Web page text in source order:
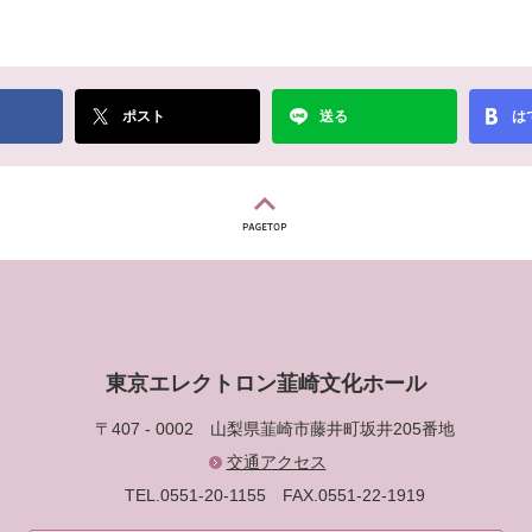
ポスト 送る は
東京エレクトロン韮崎文化ホール
〒407 - 0002 山梨県韮崎市藤井町坂井205番地
交通アクセス
TEL.0551-20-1155 FAX.0551-22-1919